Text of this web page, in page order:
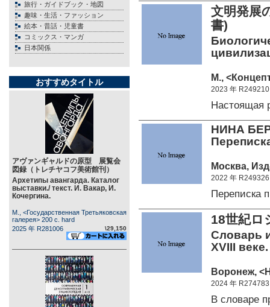
旅行・ガイドブック・地図
趣味・生活・ファッション
絵本・昔話・児童書
コミックス・マンガ
日本関係
おすすめタイトル
アヴァンギャルドの原型 展覧会
図録（トレチヤコフ美術館刊）
Архетипы авангарда. Каталог
выставки./ текст. И. Вакар, И.
Кочергина.
М., <Государственная Третьяковская
галерея> 200 c. hard
2025 年 R281006
\29,150
文明発展
書)
М.,
2023 年 R249210
Настоящая
НИНА
Москва,
2022 年 R249326
Переписка
18世紀
Словарь
XVIII веке.
Воронеж,
2024 年 R274783
В словаре